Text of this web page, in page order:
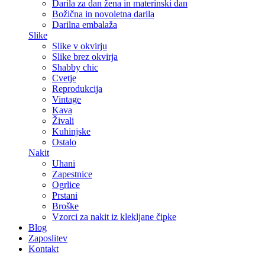
Darila za dan žena in materinski dan
Božična in novoletna darila
Darilna embalaža
Slike
Slike v okvirju
Slike brez okvirja
Shabby chic
Cvetje
Reprodukcija
Vintage
Kava
Živali
Kuhinjske
Ostalo
Nakit
Uhani
Zapestnice
Ogrlice
Prstani
Broške
Vzorci za nakit iz klekljane čipke
Blog
Zaposlitev
Kontakt